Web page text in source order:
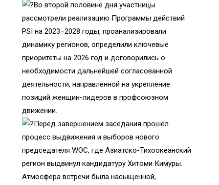
Во второй половине дня участницы
рассмотрели реализацию Программы действий
PSI на 2023–2028 годы, проанализировали
динамику регионов, определили ключевые
приоритеты на 2026 год и договорились о
необходимости дальнейшей согласованной
деятельности, направленной на укрепление
позиций женщин-лидеров в профсоюзном
движении.
Перед завершением заседания прошел
процесс выдвижения и выборов нового
председателя WOC, где Азиатско-Тихоокеанский
регион выдвинул кандидатуру Хитоми Кимуры.
Атмосфера встречи была насыщенной,